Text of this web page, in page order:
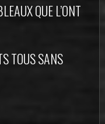
QUE L’ONT
TOUS SANS